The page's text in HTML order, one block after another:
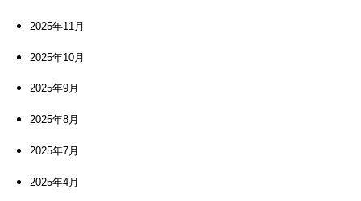
2025年11月
2025年10月
2025年9月
2025年8月
2025年7月
2025年4月